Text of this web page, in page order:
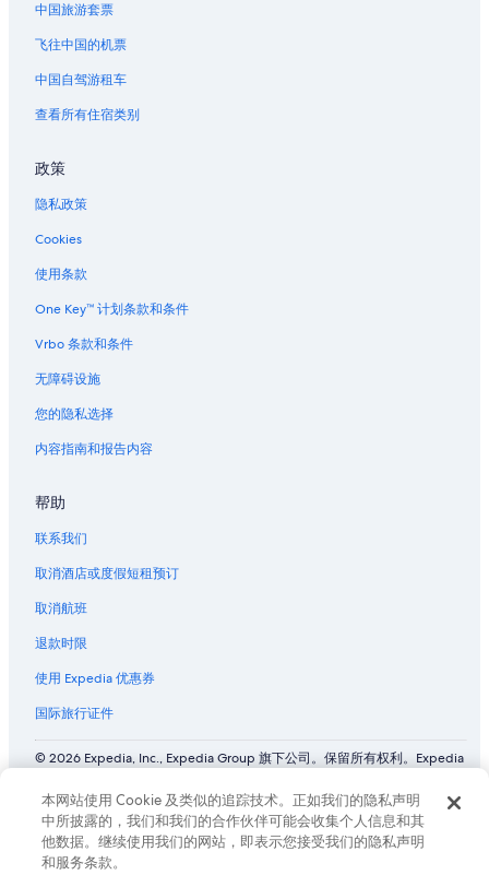
西棕榈滩站的家庭旅馆
西棕榈滩站附近的酒店
西棕榈滩站的度假村
位于南区的Independent酒店
西棕榈滩市中心的酒店
棕榈海滩的酒店
中国旅游套票
飞往中国的机票
中国自驾游租车
查看所有住宿类别
政策
隐私政策
Cookies
使用条款
One Key™ 计划条款和条件
Vrbo 条款和条件
无障碍设施
您的隐私选择
内容指南和报告内容
帮助
联系我们
取消酒店或度假短租预订
取消航班
退款时限
使用 Expedia 优惠券
国际旅行证件
© 2026 Expedia, Inc., Expedia Group 旗下公司。保留所有权利。Expedia
标。 CST# 2029030-50.
本网站使用 Cookie 及类似的追踪技术。正如我们的隐私声明
中所披露的，我们和我们的合作伙伴可能会收集个人信息和其
他数据。继续使用我们的网站，即表示您接受我们的隐私声明
和服务条款。